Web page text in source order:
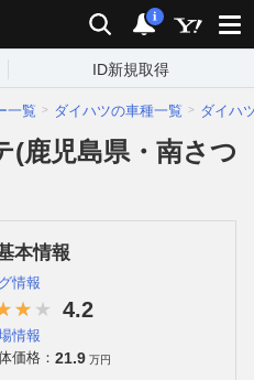
検索 通知
i
ID新規取得
一覧 ダイハツの車種一覧 ダイハ
(鹿児島県・南さつ
本情報
情報
4.2
情報
価格： 21.9 万円